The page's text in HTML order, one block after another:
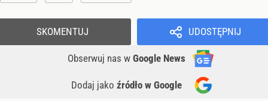
UDOSTĘPNIJ
Obserwuj nas w Google News
Dodaj jako źródło w Google
SKOMENTUJ